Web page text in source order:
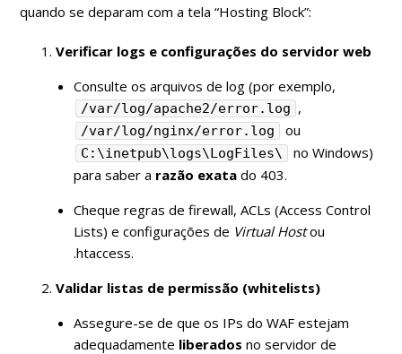
quando se deparam com a tela “Hosting Block”:
Verificar logs e configurações do servidor web
Consulte os arquivos de log (por exemplo,
/var/log/apache2/error.log ,
/var/log/nginx/error.log ou
C:\inetpub\logs\LogFiles\
no Windows)
para saber a razão exata do 403.
Cheque regras de firewall, ACLs (Access Control
Lists) e configurações de Virtual Hostou
.htaccess.
Validar listas de permissão (whitelists)
Assegure-se de que os IPs do WAF estejam
adequadamente liberados no servidor de